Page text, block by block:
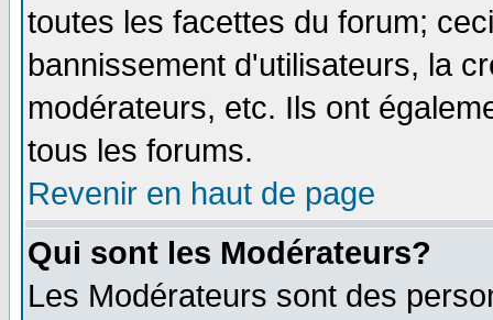
toutes les facettes du forum;
bannissement d'utilisateurs, la
modérateurs, etc. Ils ont
tous les forums.
Revenir en haut de page
Qui sont les Modérateurs?
Les Modérateurs sont des